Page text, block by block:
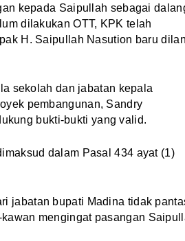
kepada Saipullah sebagai
dilakukan OTT, KPK telah
H. Saipullah Nasution baru
sekolah dan jabatan kepala
pembangunan, Sandry
bukti-bukti yang valid.
dalam Pasal 434 ayat (1)
jabatan bupati Madina tidak
mengingat pasangan